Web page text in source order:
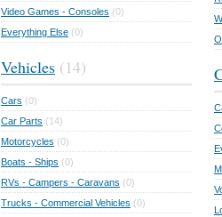
Video Games - Consoles (0)
Everything Else (0)
Vehicles (14)
Cars (0)
Car Parts (14)
Motorcycles (0)
Boats - Ships (0)
RVs - Campers - Caravans (0)
Trucks - Commercial Vehicles (0)